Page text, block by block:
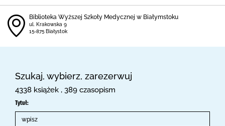
Biblioteka Wyższej Szkoły Medycznej w Białymstoku
ul. Krakowska 9
15-875 Białystok
Szukaj, wybierz, zarezerwuj
4338 książek , 389 czasopism
Tytuł: